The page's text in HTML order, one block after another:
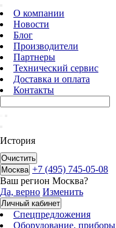
О компании
Новости
Блог
Производители
Партнеры
Технический сервис
Доставка и оплата
Контакты
История
Очистить
Москва +7 (495) 745-05-08
Ваш регион Москва?
Да, верно Изменить
Личный кабинет
Спецпредложения
Оборудование, приборы